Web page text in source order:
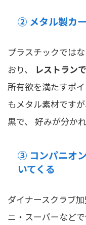
② メタル製カ
プラスチックでは
おり、
レストラン
所有欲を満たすポ
もメタル素材です
黒で、 好みが分かれ
③ コンパニオ
いてくる
ダイナースクラブ
ニ・スーパーなどで